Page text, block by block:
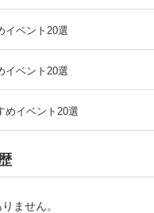
イベント20選
イベント20選
めイベント20選
ません。